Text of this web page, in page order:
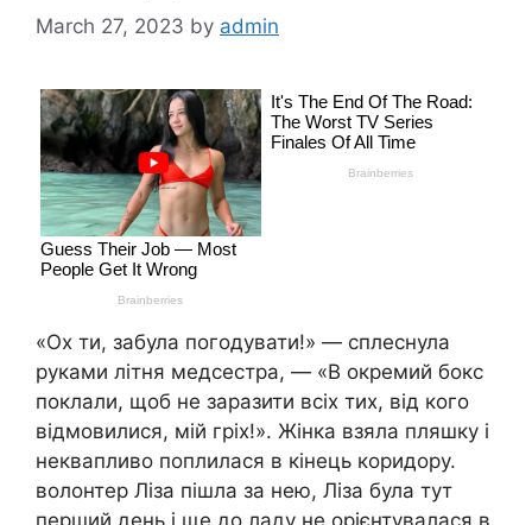
March 27, 2023 by admin
«Ох ти, забула погодувати!» — сплеснула
руками літня медсестра, — «В окремий бокс
поклали, щоб не заразити всіх тих, від кого
відмовилися, мій гріх!». Жінка взяла пляшку і
неквапливо поплилася в кінець коридору.
волонтер Ліза пішла за нею, Ліза була тут